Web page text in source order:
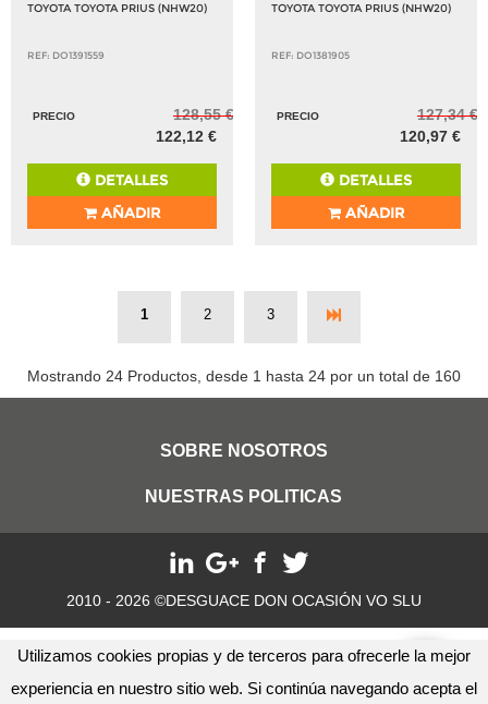
Utilizamos cookies propias y de terceros para ofrecerle la mejor
experiencia en nuestro sitio web. Si continúa navegando acepta el
TOYOTA TOYOTA PRIUS (NHW20)
REF: DO1391559
PRECIO
128,55 €
122,12 €
DETALLES
AÑADIR
TOYOTA TOYOTA PRIUS (NHW20)
REF: DO1381905
PRECIO
127,34 €
120,97 €
DETALLES
AÑADIR
1 2 3
Mostrando 24 Productos, desde 1 hasta 24 por un total de 160
SOBRE NOSOTROS
NUESTRAS POLITICAS
2010 - 2026 ©DESGUACE DON OCASIÓN VO SLU